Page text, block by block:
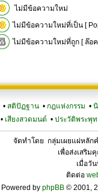
ไม่มีข้อความใหม่
ไม่มีข้อความใหม่ที่เป็น [
ไม่มีข้อความใหม่ที่ถูก [ ล๊อ
• สติปัฏฐาน • กฎแห่งกรรม •
• เสียงสวดมนต์ • ประวัติพระพุท
จัดทำโดย กลุ่มเผยแผ่หลัก
เพื่อส่งเสริม
เมื่อวั
ติดต่อ
Powered by phpBB © 2001,